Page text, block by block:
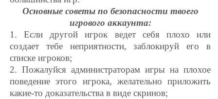
Основные советы по безопасности твоего
игрового аккаунта:
1. Если другой игрок ведет себя плохо или
создает тебе неприятности, заблокируй его в
списке игроков;
2. Пожалуйся администраторам игры на плохое
поведение этого игрока, желательно приложить
какие-то доказательства в виде скринов;